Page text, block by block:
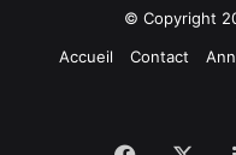
© Copyright
Accueil
Contact